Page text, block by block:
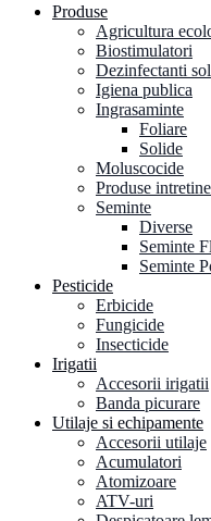
Produse
Agricultura
Biostimulatori
Dezinfectanti sol
Igiena publica
Ingrasaminte
Foliare
Solide
Moluscocide
Produse
Seminte
Diverse
Seminte
Seminte
Pesticide
Erbicide
Fungicide
Insecticide
Irigatii
Accesorii irigatii
Banda picurare
Utilaje si echipamente
Accesorii utilaje
Acumulatori
Atomizoare
ATV-uri